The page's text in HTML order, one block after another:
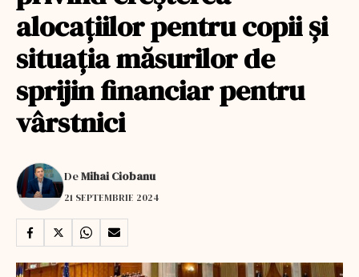
alocaţiilor pentru copii şi
situaţia măsurilor de
sprijin financiar pentru
vârstnici
DeMihai Ciobanu
21 SEPTEMBRIE 2024